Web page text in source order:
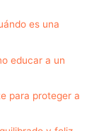
es una
educar a un
para proteger a